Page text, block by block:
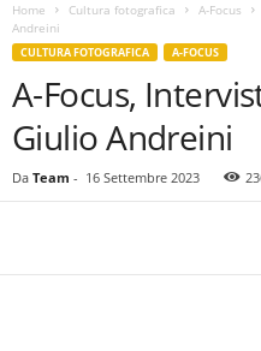
Home Cultura fotografica A-Focus
Andreini
CULTURA FOTOGRAFICA A-FOCUS
A-Focus,
Giulio Andreini
Da Team - 16 Settembre 2023